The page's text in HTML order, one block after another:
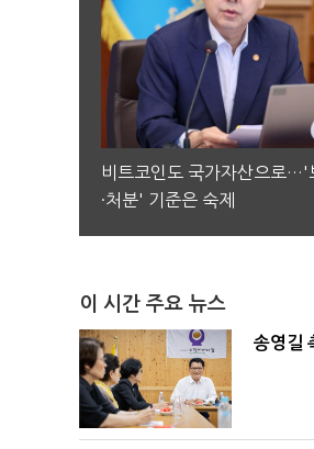
비트코인도 국가자산으로…'
·처분' 기준은 숙제
이 시간 주요 뉴스
송영길